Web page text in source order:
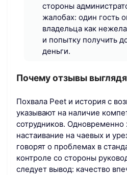
стороны
жалобах: один гость
владельца как
и попытку получить
деньги.
Почему отзывы
Похвала Peet и история с
указывают на наличие
сотрудников.
настаивание на чаевых и
говорят о проблемах в
контроле со стороны
следует вывод: качество